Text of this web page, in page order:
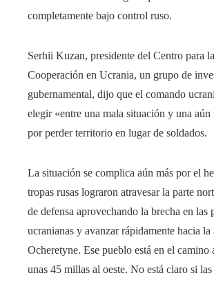
completamente bajo control ruso.
Serhii Kuzan, presidente del Centro para
Cooperación en Ucrania, un grupo de
gubernamental, dijo que el comando
elegir «entre una mala situación y una
por perder territorio en lugar de soldados.
La situación se complica aún más por el
tropas rusas lograron atravesar la parte
de defensa aprovechando la brecha en las
ucranianas y avanzar rápidamente hacia la
Ocheretyne. Ese pueblo está en el camino
unas 45 millas al oeste. No está claro si las